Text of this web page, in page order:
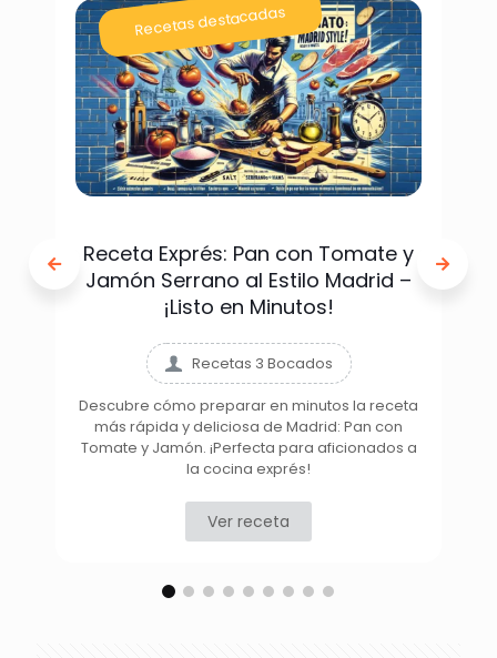
Recetas destacadas
Receta Exprés: Pan con Tomate y
Jamón Serrano al Estilo Madrid –
¡Listo en Minutos!
Recetas 3 Bocados
Descubre cómo preparar en minutos la receta
más rápida y deliciosa de Madrid: Pan con
Tomate y Jamón. ¡Perfecta para aficionados a
la cocina exprés!
Ver receta